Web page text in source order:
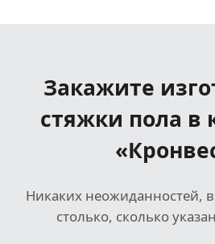
Закажите
стяжки пола в
Никаких неожиданностей,
столько, сколько